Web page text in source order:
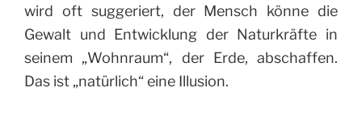
wird oft suggeriert, der Mensch könne die
Gewalt und Entwicklung der Naturkräfte in
seinem „Wohnraum“, der Erde, abschaffen.
Das ist „natürlich“ eine Illusion.